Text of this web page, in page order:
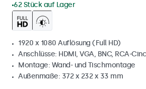
62 Stück auf Lager
1920 x 1080 Auflösung (Full HD)
Anschlüsse: HDMI, VGA, BNC, RCA-
Montage: Wand- und Tischmontage
Außenmaße: 372 x 232 x 33 mm